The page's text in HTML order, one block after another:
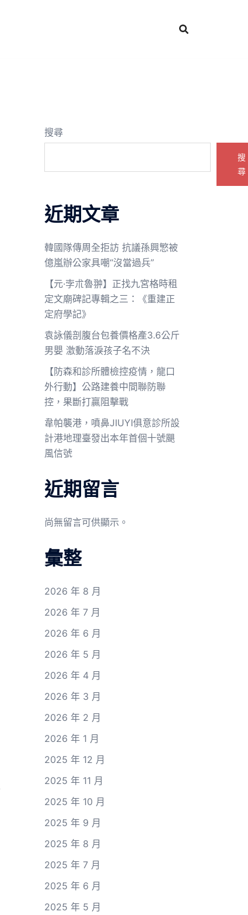
搜尋
搜
尋
近期文章
韓國隊傳周全拒訪 抗議孫興慜被
億嵐辦公家具嘲“沒當過兵”
【元·孛朮魯翀】正找九宮格時租
定文廟碑記專輯之三：《重建正
定府學記》
袁詠儀剖腹台包養價格產3.6公斤
男嬰 激動落淚孩子名不決
【防森和診所體檢控疫情，龍口
外行動】公路建養中間聯防聯
控，果斷打贏阻擊戰
韋帕襲港，噴鼻JIUYI俱意診所設
計港地理臺發出本年首個十號颶
風信號
近期留言
尚無留言可供顯示。
彙整
2026 年 8 月
2026 年 7 月
2026 年 6 月
2026 年 5 月
2026 年 4 月
2026 年 3 月
2026 年 2 月
2026 年 1 月
2025 年 12 月
2025 年 11 月
2025 年 10 月
2025 年 9 月
2025 年 8 月
2025 年 7 月
2025 年 6 月
2025 年 5 月